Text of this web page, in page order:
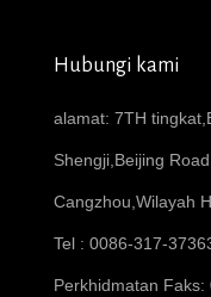
Hubungi kami
alamat: 7TH
Shengji,Beijing
Cangzhou,Wilayah
Tel : 0086-317-
Perkhidmatan Faks: